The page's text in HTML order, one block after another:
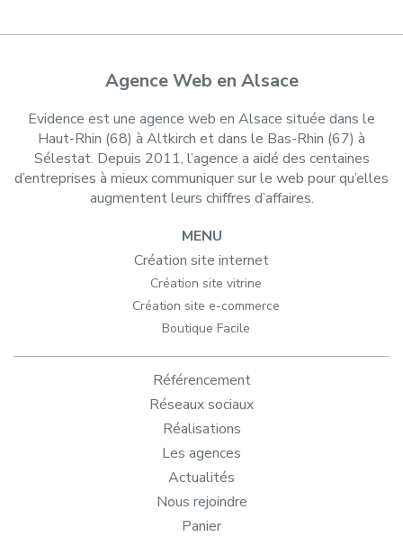
Agence Web en Alsace
Evidence est une agence web en Alsace située dans le
Haut-Rhin (68) à Altkirch et dans le Bas-Rhin (67) à
Sélestat. Depuis 2011, l’agence a aidé des centaines
d’entreprises à mieux communiquer sur le web pour qu’elles
augmentent leurs chiffres d’affaires.
MENU
Création site internet
Création site vitrine
Création site e-commerce
Boutique Facile
Référencement
Réseaux sociaux
Réalisations
Les agences
Actualités
Nous rejoindre
Panier